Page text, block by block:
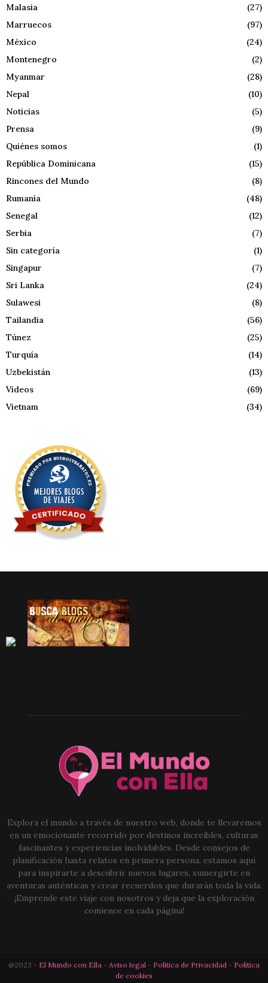
Malasia
(27)
Marruecos
(97)
México
(24)
Montenegro
(2)
Myanmar
(28)
Nepal
(10)
Noticias
(5)
Prensa
(9)
Quiénes somos
(1)
República Dominicana
(15)
Rincones del Mundo
(8)
Rumanía
(48)
Senegal
(12)
Serbia
(7)
Sin categoría
(1)
Singapur
(7)
Sri Lanka
(24)
Sulawesi
(8)
Tailandia
(56)
Túnez
(25)
Turquía
(14)
Uzbekistán
(13)
Videos
(69)
Vietnam
(34)
Explora el mundo a través de nuestro web, donde te llevaremos
en un emocionante recorrido por destinos increíbles, culturas
fascinantes y experiencias inolvidables. Desde consejos de
planificación hasta relatos en primera persona, estamos aquí
para inspirarte a descubrir nuevos lugares, sumergirte en
aventuras auténticas y crear recuerdos que durarán toda la vida.
¡Emprende este viaje con nosotros y deja que la exploración
comience en cada página!
@2023 - El Mundo con Ella - Aviso legal - Política de Privacidad - Política
de cookies